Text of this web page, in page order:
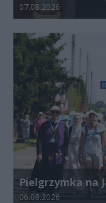
Data dodania galerii:
07.08.2026
Pielgrzymka na
Data dodania galerii:
06.08.2026